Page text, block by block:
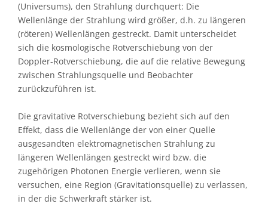
(Universums), den Strahlung durchquert: Die
Wellenlänge der Strahlung wird größer, d.h. zu längeren
(röteren) Wellenlängen gestreckt. Damit unterscheidet
sich die kosmologische Rotverschiebung von der
Doppler-Rotverschiebung, die auf die relative Bewegung
zwischen Strahlungsquelle und Beobachter
zurückzuführen ist.
Die gravitative Rotverschiebung bezieht sich auf den
Effekt, dass die Wellenlänge der von einer Quelle
ausgesandten elektromagnetischen Strahlung zu
längeren Wellenlängen gestreckt wird bzw. die
zugehörigen Photonen Energie verlieren, wenn sie
versuchen, eine Region (Gravitationsquelle) zu verlassen,
in der die Schwerkraft stärker ist.